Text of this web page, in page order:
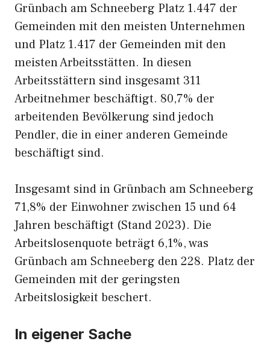
Grünbach am Schneeberg Platz 1.447 der
Gemeinden mit den meisten Unternehmen
und Platz 1.417 der Gemeinden mit den
meisten Arbeitsstätten. In diesen
Arbeitsstättern sind insgesamt 311
Arbeitnehmer beschäftigt. 80,7% der
arbeitenden Bevölkerung sind jedoch
Pendler, die in einer anderen Gemeinde
beschäftigt sind.
Insgesamt sind in Grünbach am Schneeberg
71,8% der Einwohner zwischen 15 und 64
Jahren beschäftigt (Stand 2023). Die
Arbeitslosenquote beträgt 6,1%, was
Grünbach am Schneeberg den 228. Platz der
Gemeinden mit der geringsten
Arbeitslosigkeit beschert.
In eigener Sache